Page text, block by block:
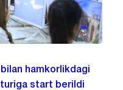
hamkorlikdagi
start berildi